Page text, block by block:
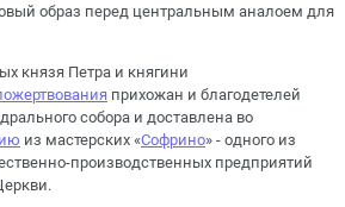
образ перед центральным аналоем для
князя Петра и княгини
прихожан и благодетелей
собора и доставлена во
из мастерских «Софрино» - одного из
производственных предприятий